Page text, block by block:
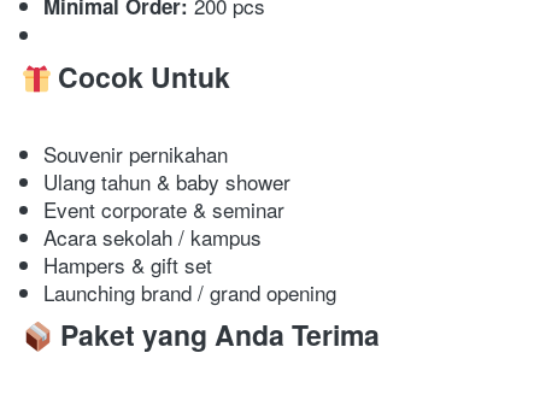
Cocok Untuk
Souvenir pernikahan
Ulang tahun & baby shower
Event corporate & seminar
Acara sekolah / kampus
Hampers & gift set
Launching brand / grand opening
Paket yang Anda Terima